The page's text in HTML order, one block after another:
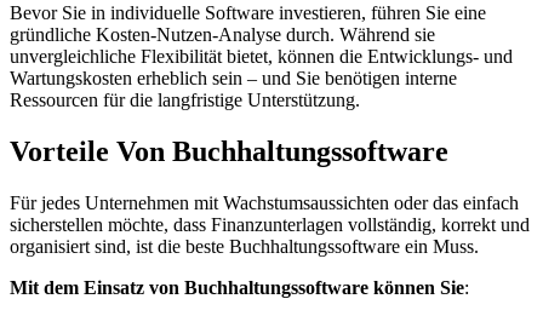
Bevor Sie in individuelle Software investieren, führen Sie eine
gründliche Kosten-Nutzen-Analyse durch. Während sie
unvergleichliche Flexibilität bietet, können die Entwicklungs- und
Wartungskosten erheblich sein – und Sie benötigen interne
Ressourcen für die langfristige Unterstützung.
Vorteile Von Buchhaltungssoftware
Für jedes Unternehmen mit Wachstumsaussichten oder das einfach
sicherstellen möchte, dass Finanzunterlagen vollständig, korrekt und
organisiert sind, ist die beste Buchhaltungssoftware ein Muss.
Mit dem Einsatz von Buchhaltungssoftware können Sie: